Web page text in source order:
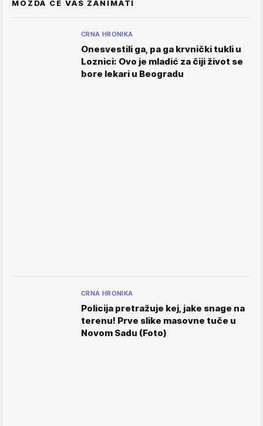
MOŽDA ĆE VAS ZANIMATI
CRNA HRONIKA
Onesvestili ga, pa ga krvnički tukli u
Loznici: Ovo je mladić za čiji život se
bore lekari u Beogradu
CRNA HRONIKA
Policija pretražuje kej, jake snage na
terenu! Prve slike masovne tuče u
Novom Sadu (Foto)